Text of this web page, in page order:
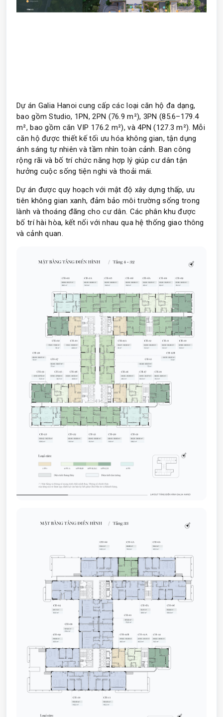
Dự án Galia Hanoi cung cấp các loại căn hộ đa dạng,
bao gồm Studio, 1PN, 2PN (76.9 m²), 3PN (85.6–179.4
m², bao gồm căn VIP 176.2 m²), và 4PN (127.3 m²). Mỗi
căn hộ được thiết kế tối ưu hóa không gian, tận dụng
ánh sáng tự nhiên và tầm nhìn toàn cảnh. Ban công
rộng rãi và bố trí chức năng hợp lý giúp cư dân tận
hưởng cuộc sống tiện nghi và thoải mái.
Dự án được quy hoạch với mật độ xây dựng thấp, ưu
tiên không gian xanh, đảm bảo môi trường sống trong
lành và thoáng đãng cho cư dân. Các phân khu được
bố trí hài hòa, kết nối với nhau qua hệ thống giao thông
và cảnh quan.